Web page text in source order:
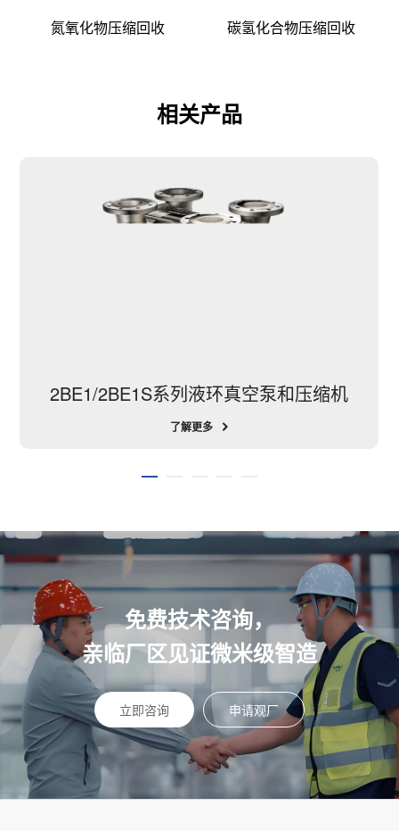
氮氧化物压缩回收 碳氢化合物压缩回收
相关产品
2BE1/2BE1S系列液环真空泵和压缩机
了解更多
免费技术咨询，
亲临厂区见证微米级智造
立即咨询 申请观厂